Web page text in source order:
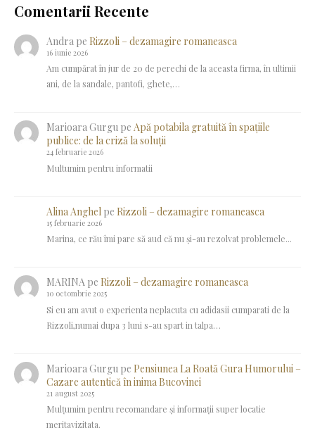
Comentarii Recente
Andra pe Rizzoli – dezamagire romaneasca
16 iunie 2026
Am cumpărat în jur de 20 de perechi de la aceasta firma, în ultimii
ani, de la sandale, pantofi, ghete,…
Marioara Gurgupe Apă potabila gratuită în spațiile
publice: de la criză la soluții
24 februarie 2026
Multumim pentru informatii
Alina Anghel pe Rizzoli – dezamagire romaneasca
15 februarie 2026
Marina, ce rău îmi pare să aud că nu și-au rezolvat problemele...
MARINApe Rizzoli – dezamagire romaneasca
10 octombrie 2025
Si eu am avut o experienta neplacuta cu adidasii cumparati de la
Rizzoli,numai dupa 3 luni s-au spart in talpa…
Marioara Gurgupe Pensiunea La Roată Gura Humorului –
Cazare autentică în inima Bucovinei
21 august 2025
Mulțumim pentru recomandare și informații super locatie
meritavizitata.